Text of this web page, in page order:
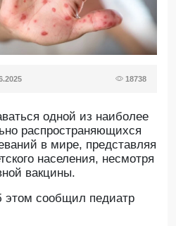
18738
одной из наиболее
распространяющихся
в мире, представляя
населения, несмотря
вакцины.
этом сообщил педиатр